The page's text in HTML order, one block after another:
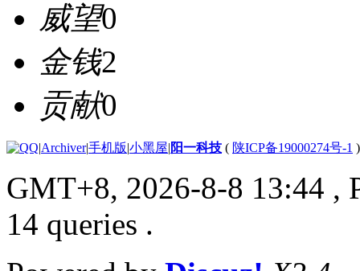
威望0
金钱2
贡献0
|Archiver|手机版|小黑屋| 阳一科技 ( 陕ICP备19000274号-1 )
GMT+8, 2026-8-8 13:44 ,
14 queries .